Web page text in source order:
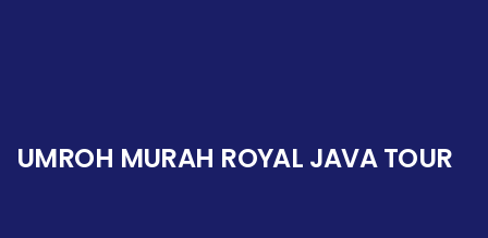
UMROH MURAH ROYAL JAVA TOUR